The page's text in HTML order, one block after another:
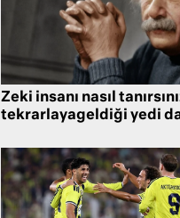
Zeki insanı nasıl
tekrarlayageldiği yedi